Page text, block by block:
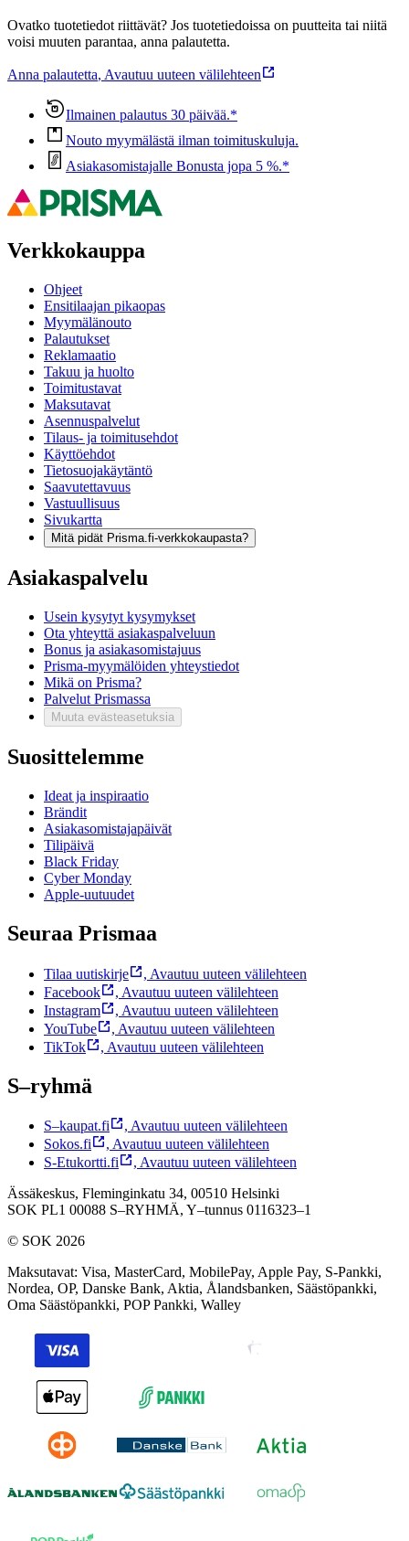
Ovatko tuotetiedot riittävät? Jos tuotetiedoissa on puutteita tai niitä
voisi muuten parantaa, anna palautetta.
Anna palautetta, Avautuu uuteen välilehteen
Ilmainen palautus 30 päivää.*
Nouto myymälästä ilman toimituskuluja.
Asiakasomistajalle Bonusta jopa 5 %.*
Verkkokauppa
Ohjeet
Ensitilaajan pikaopas
Myymälänouto
Palautukset
Reklamaatio
Takuu ja huolto
Toimitustavat
Maksutavat
Asennuspalvelut
Tilaus- ja toimitusehdot
Käyttöehdot
Tietosuojakäytäntö
Saavutettavuus
Vastuullisuus
Sivukartta
Mitä pidät Prisma.fi-verkkokaupasta?
Asiakaspalvelu
Usein kysytyt kysymykset
Ota yhteyttä asiakaspalveluun
Bonus ja asiakasomistajuus
Prisma-myymälöiden yhteystiedot
Mikä on Prisma?
Palvelut Prismassa
Muuta evästeasetuksia
Suosittelemme
Ideat ja inspiraatio
Brändit
Asiakasomistajapäivät
Tilipäivä
Black Friday
Cyber Monday
Apple-uutuudet
Seuraa Prismaa
Tilaa uutiskirje , Avautuu uuteen välilehteen
Facebook
, Avautuu uuteen välilehteen
Instagram
, Avautuu uuteen välilehteen
YouTube
, Avautuu uuteen välilehteen
TikTok
, Avautuu uuteen välilehteen
S–ryhmä
S–kaupat.fi , Avautuu uuteen välilehteen
Sokos.fi
, Avautuu uuteen välilehteen
S-Etukortti.fi
, Avautuu uuteen välilehteen
Ässäkeskus, Fleminginkatu 34, 00510 Helsinki
SOK PL1 00088 S–RYHMÄ, Y–tunnus 0116323–1
© SOK 2026
Maksutavat: Visa, MasterCard, MobilePay, Apple Pay, S-Pankki,
Nordea, OP, Danske Bank, Aktia, Ålandsbanken, Säästöpankki,
Oma Säästöpankki, POP Pankki, Walley